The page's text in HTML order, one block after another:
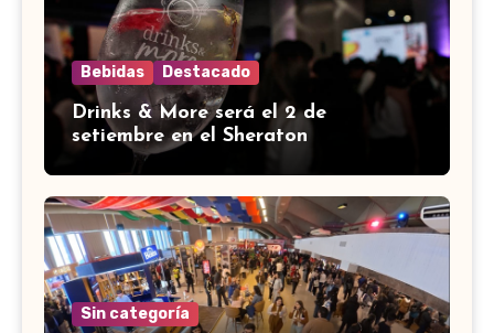
Bebidas Destacado
Drinks & More será el 2 de
setiembre en el Sheraton
Sin categoría